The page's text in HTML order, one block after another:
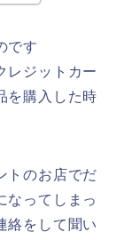
です
レジットカー
を購入した時
トのお店でだ
なってしまっ
絡をして聞い